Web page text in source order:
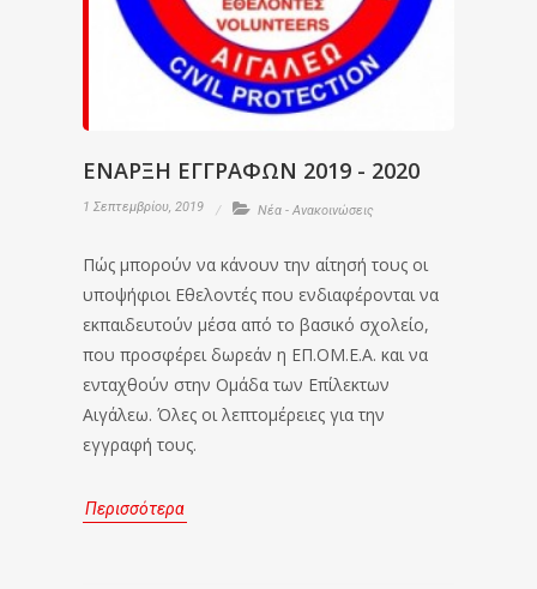
ΕΝΑΡΞΗ ΕΓΓΡΑΦΩΝ 2019 - 2020
1 Σεπτεμβρίου, 2019 Νέα - Ανακοινώσεις
Πώς μπορούν να κάνουν την αίτησή τους οι
υποψήφιοι Εθελοντές που ενδιαφέρονται να
εκπαιδευτούν μέσα από το βασικό σχολείο,
που προσφέρει δωρεάν η ΕΠ.ΟΜ.Ε.Α. και να
ενταχθούν στην Ομάδα των Επίλεκτων
Αιγάλεω. Όλες οι λεπτομέρειες για την
εγγραφή τους.
Περισσότερα